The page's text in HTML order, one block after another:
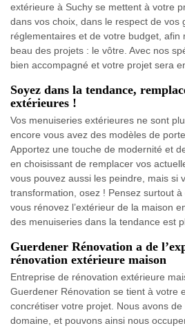
extérieure à Suchy se mettent à votre
dans vos choix, dans le respect de vos
réglementaires et de votre budget, afin
beau des projets : le vôtre. Avec nos
bien accompagné et votre projet sera
Soyez dans la tendance,
extérieures !
Vos menuiseries extérieures ne sont
encore vous avez des modèles de
Apportez une touche de modernité et
en choisissant de remplacer vos
vous pouvez aussi les peindre, mais si
transformation, osez ! Pensez surtout
vous rénovez l’extérieur de la maison
des menuiseries dans la tendance est
Guerdener Rénovation a de
rénovation extérieure maison
Entreprise de rénovation extérieure
Guerdener Rénovation se tient à votre
concrétiser votre projet. Nous avons de
domaine, et pouvons ainsi nous